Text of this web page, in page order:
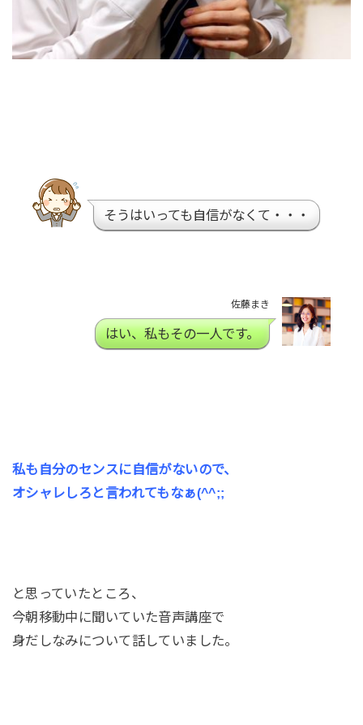
そうはいっても自信がなくて・・・
佐藤まき
はい、私もその一人です。
私も自分のセンスに自信がないので、
オシャレしろと言われてもなぁ(^^;;
と思っていたところ、
今朝移動中に聞いていた音声講座で
身だしなみについて話していました。